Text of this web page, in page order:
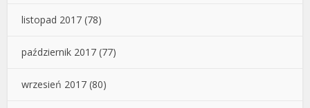
listopad 2017 (78)
październik 2017 (77)
wrzesień 2017 (80)